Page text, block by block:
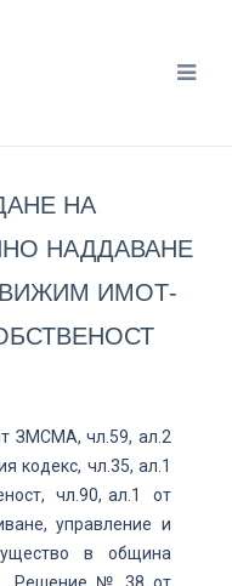
НА
НАДДАВАНЕ
ИМОТ-
ЗМСМА, чл.59, ал.2
кодекс, чл.35, ал.1
чл.90, ал.1 от
управление и
в община